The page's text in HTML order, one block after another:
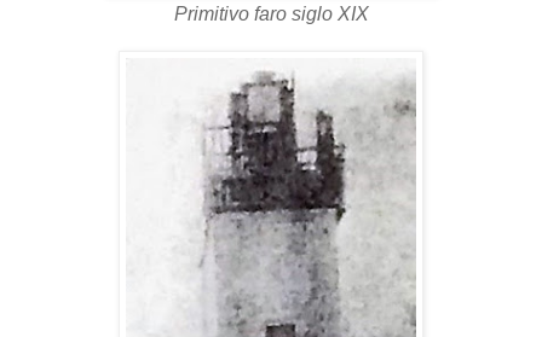
Primitivo faro siglo XIX